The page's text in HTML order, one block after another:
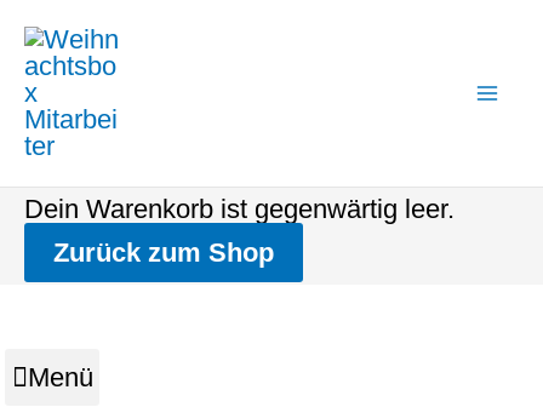
Zum
Inhalt
springen
Dein Warenkorb ist gegenwärtig leer.
Zurück zum Shop
Menü